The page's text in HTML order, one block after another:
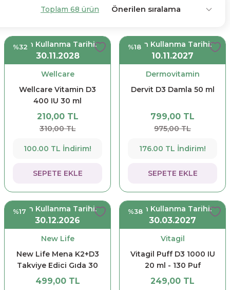
Toplam 68 ürün
%32Son Kullanma Tarihi:
30.11.2028
Wellcare
Wellcare Vitamin D3
400 IU 30 ml
210,00 TL
310,00 TL
100.00 TL İndirim!
SEPETE EKLE
%18Son Kullanma Tarihi:
10.11.2027
Dermovitamin
Dervit D3 Damla 50 ml
799,00 TL
975,00 TL
176.00 TL İndirim!
SEPETE EKLE
%17Son Kullanma Tarihi:
30.12.2026
New Life
New Life Mena K2+D3
Takviye Edici Gıda 30
Kapsül
499,00 TL
%38Son Kullanma Tarihi:
30.03.2027
Vitagil
Vitagil Puff D3 1000 IU
20 ml - 130 Puf
249,00 TL